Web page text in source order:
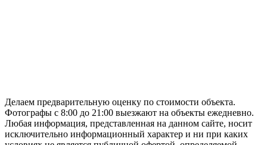
Делаем предварительную оценку по стоимости объекта.
Фотографы с 8:00 до 21:00 выезжают на объекты ежедневно.
Любая информация, представленная на данном сайте, носит
исключительно информационный характер и ни при каких